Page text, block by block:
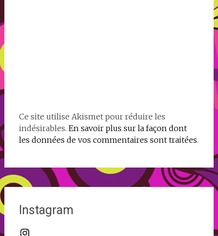
Ce site utilise Akismet pour réduire les
indésirables. En savoir plus sur la façon dont
les données de vos commentaires sont traitées.
Instagram
Instagram